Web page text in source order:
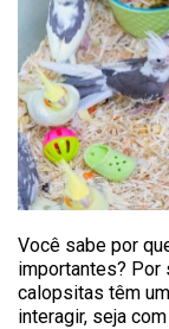
Você sabe por
importantes? Por
calopsitas têm
interagir, seja